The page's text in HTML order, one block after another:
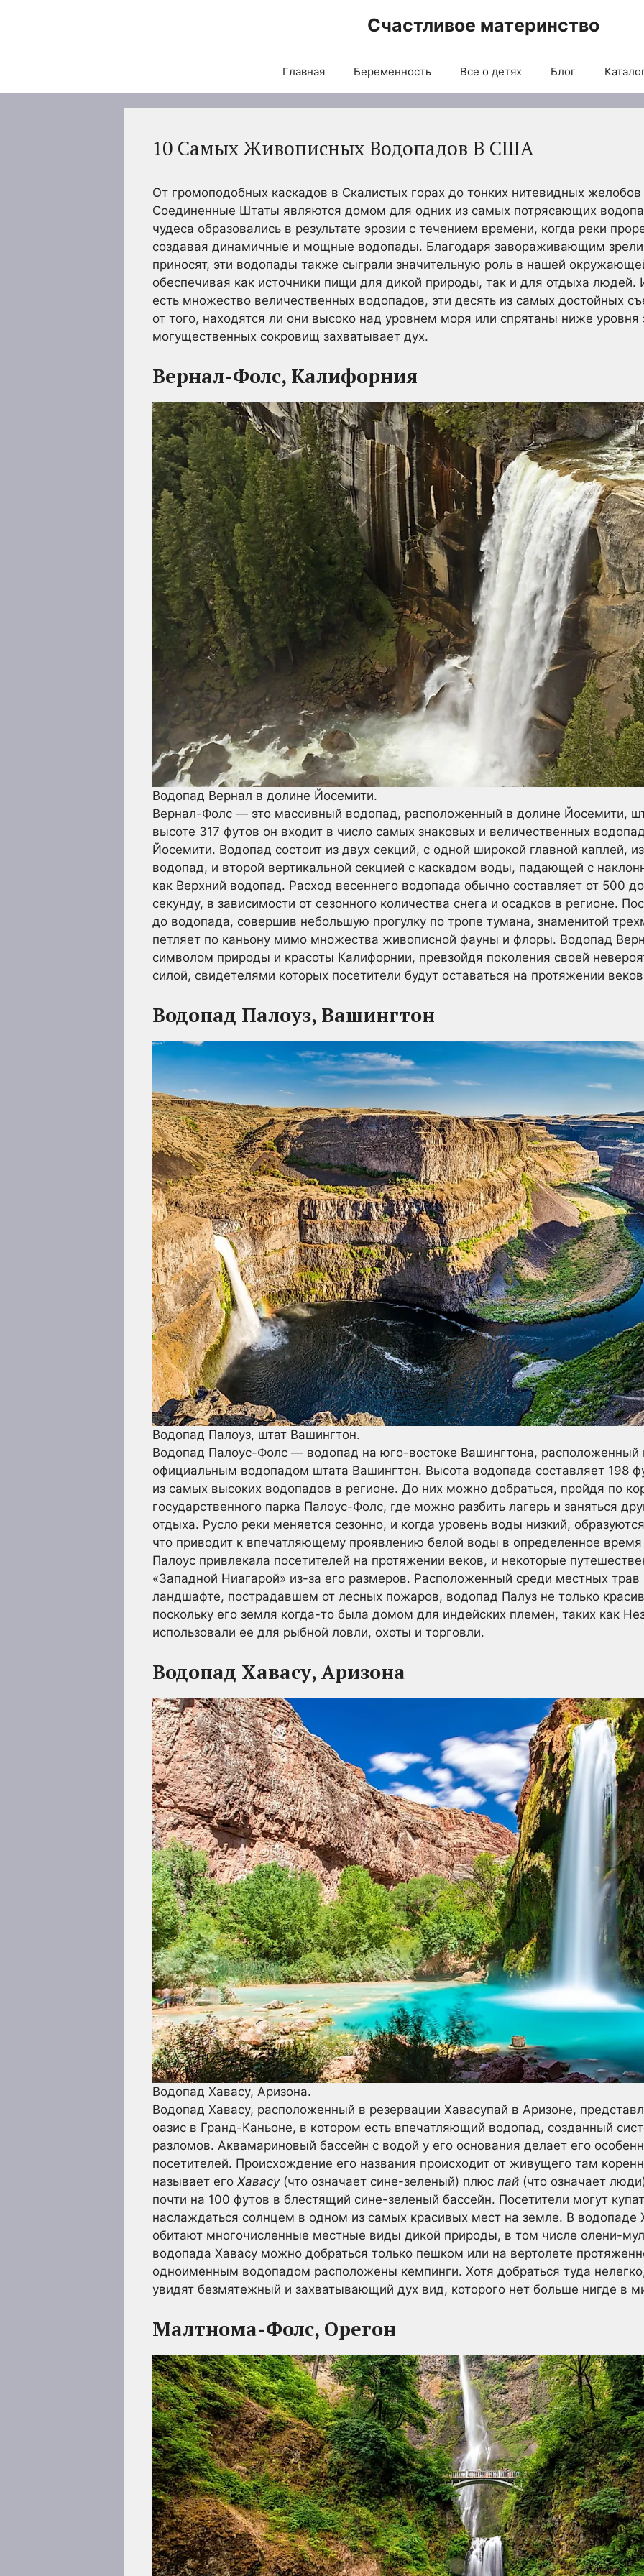
Счастливое материнство
Главная Беременность Все о детях Блог
10 Самых Живописных Водопадов В США
От громоподобных каскадов в Скалистых горах до тонких нитевидных желобов
Соединенные Штаты являются домом для одних из самых потрясающих
чудеса образовались в результате эрозии с течением времени, когда реки
создавая динамичные и мощные водопады. Благодаря завораживающим
приносят, эти водопады также сыграли значительную роль в нашей
обеспечивая как источники пищи для дикой природы, так и для отдыха людей.
есть множество величественных водопадов, эти десять из самых достойных
от того, находятся ли они высоко над уровнем моря или спрятаны ниже уровня
могущественных сокровищ захватывает дух.
Вернал-Фолс, Калифорния
Водопад Вернал в долине Йосемити.
Вернал-Фолс — это массивный водопад, расположенный в долине Йосемити,
высоте 317 футов он входит в число самых знаковых и величественных
Йосемити. Водопад состоит из двух секций, с одной широкой главной каплей,
водопад, и второй вертикальной секцией с каскадом воды, падающей с
как Верхний водопад. Расход весеннего водопада обычно составляет от 500
секунду, в зависимости от сезонного количества снега и осадков в регионе.
до водопада, совершив небольшую прогулку по тропе тумана, знаменитой
петляет по каньону мимо множества живописной фауны и флоры. Водопад
символом природы и красоты Калифорнии, превзойдя поколения своей
силой, свидетелями которых посетители будут оставаться на протяжении
Водопад Палоуз, Вашингтон
Водопад Палоуз, штат Вашингтон.
Водопад Палоус-Фолс — водопад на юго-востоке Вашингтона, расположенный
официальным водопадом штата Вашингтон. Высота водопада составляет 198
из самых высоких водопадов в регионе. До них можно добраться, пройдя по
государственного парка Палоус-Фолс, где можно разбить лагерь и заняться
отдыха. Русло реки меняется сезонно, и когда уровень воды низкий,
что приводит к впечатляющему проявлению белой воды в определенное
Палоус привлекала посетителей на протяжении веков, и некоторые
«Западной Ниагарой» из-за его размеров. Расположенный среди местных трав
ландшафте, пострадавшем от лесных пожаров, водопад Палуз не только
поскольку его земля когда-то была домом для индейских племен, таких как
использовали ее для рыбной ловли, охоты и торговли.
Водопад Хавасу, Аризона
Водопад Хавасу, Аризона.
Водопад Хавасу, расположенный в резервации Хавасупай в Аризоне,
оазис в Гранд-Каньоне, в котором есть впечатляющий водопад, созданный
разломов. Аквамариновый бассейн с водой у его основания делает его
посетителей. Происхождение его названия происходит от живущего там
называет его Хавасу(что означает сине-зеленый) плюс пай (что означает
почти на 100 футов в блестящий сине-зеленый бассейн. Посетители могут
наслаждаться солнцем в одном из самых красивых мест на земле. В водопаде
обитают многочисленные местные виды дикой природы, в том числе олени-
водопада Хавасу можно добраться только пешком или на вертолете
одноименным водопадом расположены кемпинги. Хотя добраться туда
увидят безмятежный и захватывающий дух вид, которого нет больше нигде в
Малтнома-Фолс, Орегон